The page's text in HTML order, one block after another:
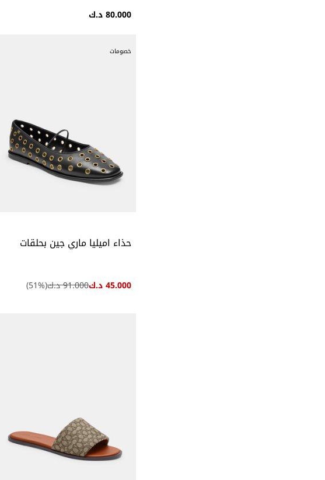
80.000 د.ك
خصومات
حذاء اميليا ماري جين بحلقات
45.000 د.ك 91.000 د.ك (
51%)